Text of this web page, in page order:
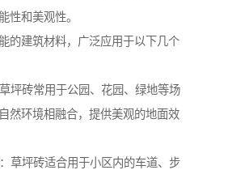
性和美观性。
的建筑材料，广泛应用于以下几个
坪砖常用于公园、花园、绿地等场
然环境相融合，提供美观的地面效
草坪砖适合用于小区内的车道、步